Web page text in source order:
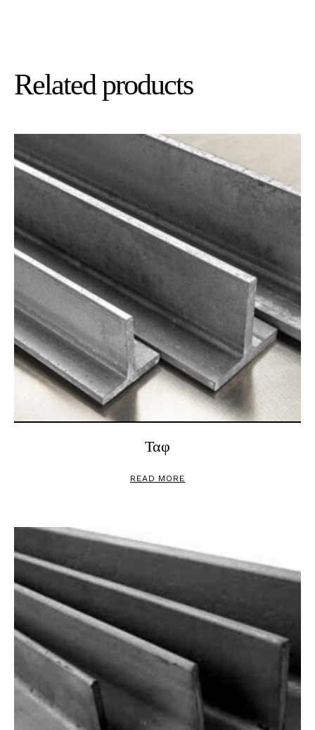
Related products
Ταφ
READ MORE